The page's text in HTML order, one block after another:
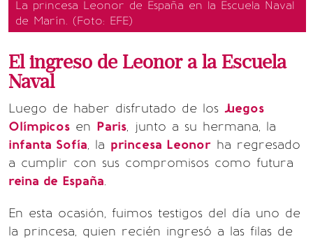
La princesa Leonor de España en la Escuela Naval
de Marín. (Foto: EFE)
El ingreso de Leonor a la Escuela
Naval
Luego de haber disfrutado de los Juegos
Olímpicos en Paris, junto a su hermana, la
infanta Sofía, la princesa Leonor ha regresado
a cumplir con sus compromisos como futura
reina de España.
En esta ocasión, fuimos testigos del día uno de
la princesa, quien recién ingresó a las filas de